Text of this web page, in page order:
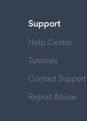
Support
Help Center
Tutorials
Contact Support
Report Abuse